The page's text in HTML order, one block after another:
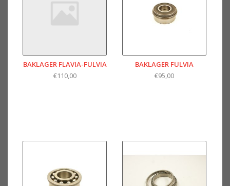
BAKLAGER FLAVIA-FULVIA
€110,00
BAKLAGER FULVIA
€95,00